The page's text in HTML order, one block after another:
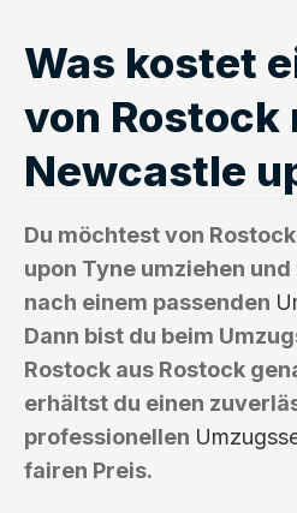
Was kostet
von Rostock
Newcastle
Du möchtest von
upon Tyne umziehen
nach einem passenden
Dann bist du beim
Rostock aus Rostock
erhältst du einen
professionellen
fairen Preis.